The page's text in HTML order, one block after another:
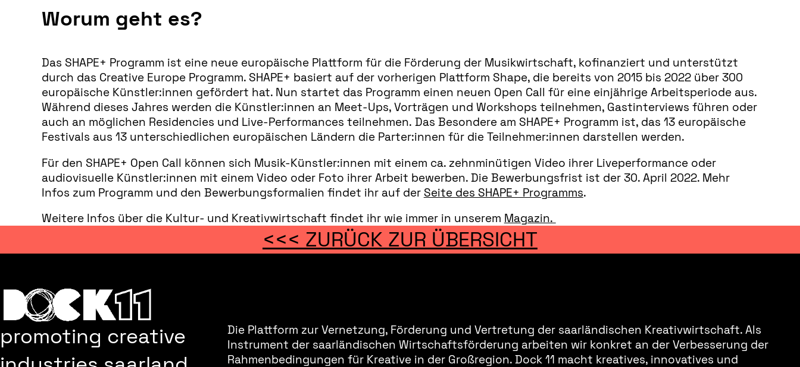
Worum geht es?
Das SHAPE+ Programm ist eine neue europäische Plattform für die Förderung der Musikwirtschaft, kofinanziert und unterstützt
durch das Creative Europe Programm. SHAPE+ basiert auf der vorherigen Plattform Shape, die bereits von 2015 bis 2022 über 300
europäische Künstler:innen gefördert hat. Nun startet das Programm einen neuen Open Call für eine einjährige Arbeitsperiode aus.
Während dieses Jahres werden die Künstler:innen an Meet-Ups, Vorträgen und Workshops teilnehmen, Gastinterviews führen oder
auch an möglichen Residencies und Live-Performances teilnehmen. Das Besondere am SHAPE+ Programm ist, das 13 europäische
Festivals aus 13 unterschiedlichen europäischen Ländern die Parter:innen für die Teilnehmer:innen darstellen werden.
Für den SHAPE+ Open Call können sich Musik-Künstler:innen mit einem ca. zehnminütigen Video ihrer Liveperformance oder
audiovisuelle Künstler:innen mit einem Video oder Foto ihrer Arbeit bewerben. Die Bewerbungsfrist ist der 30. April 2022. Mehr
Infos zum Programm und den Bewerbungsformalien findet ihr auf der Seite des SHAPE+ Programms.
Weitere Infos über die Kultur- und Kreativwirtschaft findet ihr wie immer in unserem Magazin.
<<< ZURÜCK ZUR ÜBERSICHT
promoting creative
Die Plattform zur Vernetzung, Förderung und Vertretung der saarländischen Kreativwirtschaft. Als
Instrument der saarländischen Wirtschaftsförderung arbeiten wir konkret an der Verbesserung der
Rahmenbedingungen für Kreative in der Großregion. Dock 11 macht kreatives, innovatives und